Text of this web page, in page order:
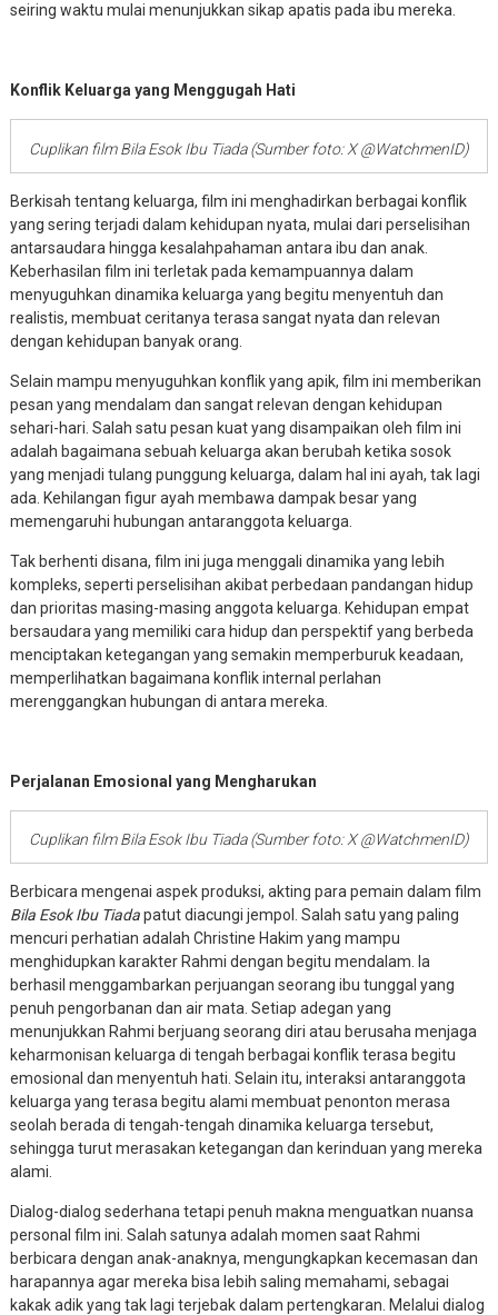
seiring waktu mulai menunjukkan sikap apatis pada ibu mereka.
Konflik Keluarga yang Menggugah Hati
Cuplikan film Bila Esok Ibu Tiada (Sumber foto: X @WatchmenID)
Berkisah tentang keluarga, film ini menghadirkan berbagai konflik
yang sering terjadi dalam kehidupan nyata, mulai dari perselisihan
antarsaudara hingga kesalahpahaman antara ibu dan anak.
Keberhasilan film ini terletak pada kemampuannya dalam
menyuguhkan dinamika keluarga yang begitu menyentuh dan
realistis, membuat ceritanya terasa sangat nyata dan relevan
dengan kehidupan banyak orang.
Selain mampu menyuguhkan konflik yang apik, film ini memberikan
pesan yang mendalam dan sangat relevan dengan kehidupan
sehari-hari. Salah satu pesan kuat yang disampaikan oleh film ini
adalah bagaimana sebuah keluarga akan berubah ketika sosok
yang menjadi tulang punggung keluarga, dalam hal ini ayah, tak lagi
ada. Kehilangan figur ayah membawa dampak besar yang
memengaruhi hubungan antaranggota keluarga.
Tak berhenti disana, film ini juga menggali dinamika yang lebih
kompleks, seperti perselisihan akibat perbedaan pandangan hidup
dan prioritas masing-masing anggota keluarga. Kehidupan empat
bersaudara yang memiliki cara hidup dan perspektif yang berbeda
menciptakan ketegangan yang semakin memperburuk keadaan,
memperlihatkan bagaimana konflik internal perlahan
merenggangkan hubungan di antara mereka.
Perjalanan Emosional yang Mengharukan
Cuplikan film Bila Esok Ibu Tiada (Sumber foto: X @WatchmenID)
Berbicara mengenai aspek produksi, akting para pemain dalam film
Bila Esok Ibu Tiadapatut diacungi jempol. Salah satu yang paling
mencuri perhatian adalah Christine Hakim yang mampu
menghidupkan karakter Rahmi dengan begitu mendalam. Ia
berhasil menggambarkan perjuangan seorang ibu tunggal yang
penuh pengorbanan dan air mata. Setiap adegan yang
menunjukkan Rahmi berjuang seorang diri atau berusaha menjaga
keharmonisan keluarga di tengah berbagai konflik terasa begitu
emosional dan menyentuh hati. Selain itu, interaksi antaranggota
keluarga yang terasa begitu alami membuat penonton merasa
seolah berada di tengah-tengah dinamika keluarga tersebut,
sehingga turut merasakan ketegangan dan kerinduan yang mereka
alami.
Dialog-dialog sederhana tetapi penuh makna menguatkan nuansa
personal film ini. Salah satunya adalah momen saat Rahmi
berbicara dengan anak-anaknya, mengungkapkan kecemasan dan
harapannya agar mereka bisa lebih saling memahami, sebagai
kakak adik yang tak lagi terjebak dalam pertengkaran. Melalui dialog